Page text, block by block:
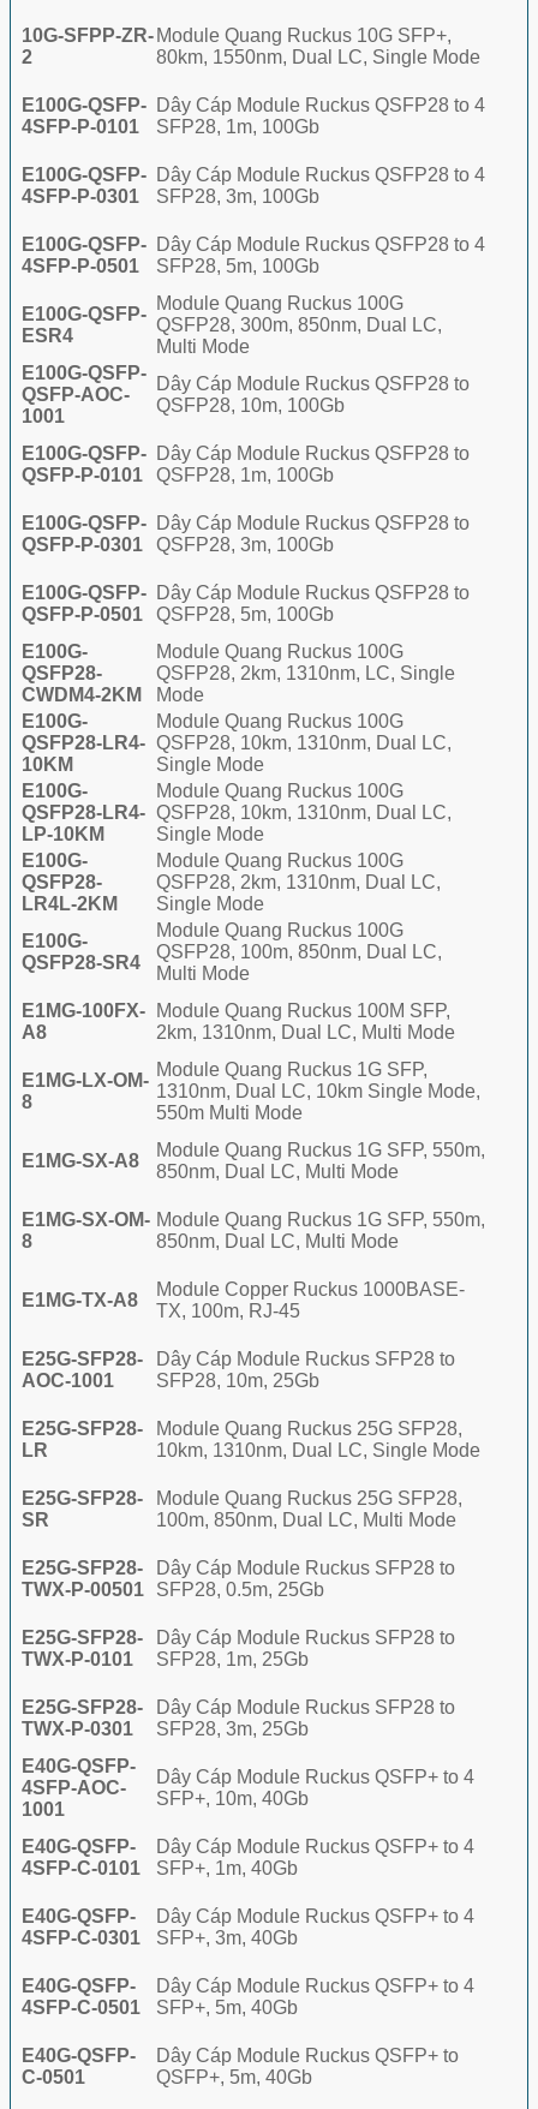
10G-SFPP-ZR-
2
Module Quang Ruckus 10G SFP+,
80km, 1550nm, Dual LC, Single Mode
E100G-QSFP-
4SFP-P-0101
Dây Cáp Module Ruckus QSFP28 to 4
SFP28, 1m, 100Gb
E100G-QSFP-
4SFP-P-0301
Dây Cáp Module Ruckus QSFP28 to 4
SFP28, 3m, 100Gb
E100G-QSFP-
4SFP-P-0501
Dây Cáp Module Ruckus QSFP28 to 4
SFP28, 5m, 100Gb
E100G-QSFP-
ESR4
Module Quang Ruckus 100G
QSFP28, 300m, 850nm, Dual LC,
Multi Mode
E100G-QSFP-
QSFP-AOC-
1001
Dây Cáp Module Ruckus QSFP28 to
QSFP28, 10m, 100Gb
E100G-QSFP-
QSFP-P-0101
Dây Cáp Module Ruckus QSFP28 to
QSFP28, 1m, 100Gb
E100G-QSFP-
QSFP-P-0301
Dây Cáp Module Ruckus QSFP28 to
QSFP28, 3m, 100Gb
E100G-QSFP-
QSFP-P-0501
Dây Cáp Module Ruckus QSFP28 to
QSFP28, 5m, 100Gb
E100G-
QSFP28-
CWDM4-2KM
Module Quang Ruckus 100G
QSFP28, 2km, 1310nm, LC, Single
Mode
E100G-
QSFP28-LR4-
10KM
Module Quang Ruckus 100G
QSFP28, 10km, 1310nm, Dual LC,
Single Mode
E100G-
QSFP28-LR4-
LP-10KM
Module Quang Ruckus 100G
QSFP28, 10km, 1310nm, Dual LC,
Single Mode
E100G-
QSFP28-
LR4L-2KM
Module Quang Ruckus 100G
QSFP28, 2km, 1310nm, Dual LC,
Single Mode
E100G-
QSFP28-SR4
Module Quang Ruckus 100G
QSFP28, 100m, 850nm, Dual LC,
Multi Mode
E1MG-100FX-
A8
Module Quang Ruckus 100M SFP,
2km, 1310nm, Dual LC, Multi Mode
E1MG-LX-OM-
8
Module Quang Ruckus 1G SFP,
1310nm, Dual LC, 10km Single Mode,
550m Multi Mode
E1MG-SX-A8
Module Quang Ruckus 1G SFP, 550m,
850nm, Dual LC, Multi Mode
E1MG-SX-OM-
8
Module Quang Ruckus 1G SFP, 550m,
850nm, Dual LC, Multi Mode
E1MG-TX-A8
Module Copper Ruckus 1000BASE-
TX, 100m, RJ-45
E25G-SFP28-
AOC-1001
Dây Cáp Module Ruckus SFP28 to
SFP28, 10m, 25Gb
E25G-SFP28-
LR
Module Quang Ruckus 25G SFP28,
10km, 1310nm, Dual LC, Single Mode
E25G-SFP28-
SR
Module Quang Ruckus 25G SFP28,
100m, 850nm, Dual LC, Multi Mode
E25G-SFP28-
TWX-P-00501
Dây Cáp Module Ruckus SFP28 to
SFP28, 0.5m, 25Gb
E25G-SFP28-
TWX-P-0101
Dây Cáp Module Ruckus SFP28 to
SFP28, 1m, 25Gb
E25G-SFP28-
TWX-P-0301
Dây Cáp Module Ruckus SFP28 to
SFP28, 3m, 25Gb
E40G-QSFP-
4SFP-AOC-
1001
Dây Cáp Module Ruckus QSFP+ to 4
SFP+, 10m, 40Gb
E40G-QSFP-
4SFP-C-0101
Dây Cáp Module Ruckus QSFP+ to 4
SFP+, 1m, 40Gb
E40G-QSFP-
4SFP-C-0301
Dây Cáp Module Ruckus QSFP+ to 4
SFP+, 3m, 40Gb
E40G-QSFP-
4SFP-C-0501
Dây Cáp Module Ruckus QSFP+ to 4
SFP+, 5m, 40Gb
E40G-QSFP-
C-0501
Dây Cáp Module Ruckus QSFP+ to
QSFP+, 5m, 40Gb